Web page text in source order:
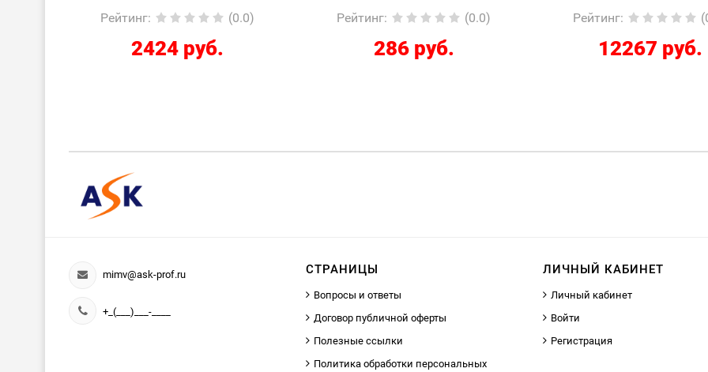
Рейтинг: (0.0)
2424 руб.
Рейтинг: (0.0)
286 руб.
Рейтинг:
12267 руб.
mimv@ask-prof.ru
+_(___)___-____
СТРАНИЦЫ
Вопросы и ответы
Договор публичной оферты
Полезные ссылки
Политика обработки персональных
ЛИЧНЫЙ КАБИНЕТ
Личный кабинет
Войти
Регистрация